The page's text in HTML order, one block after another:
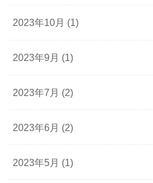
2023年10月 (1)
2023年9月 (1)
2023年7月 (2)
2023年6月 (2)
2023年5月 (1)